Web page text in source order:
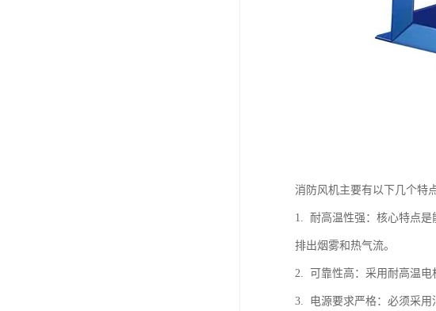
消防风机主要有以下几个特点
1. 耐高温性强：核心特点是
排出烟雾和热气流。
2. 可靠性高：采用耐高温电
3. 电源要求严格：必须采用